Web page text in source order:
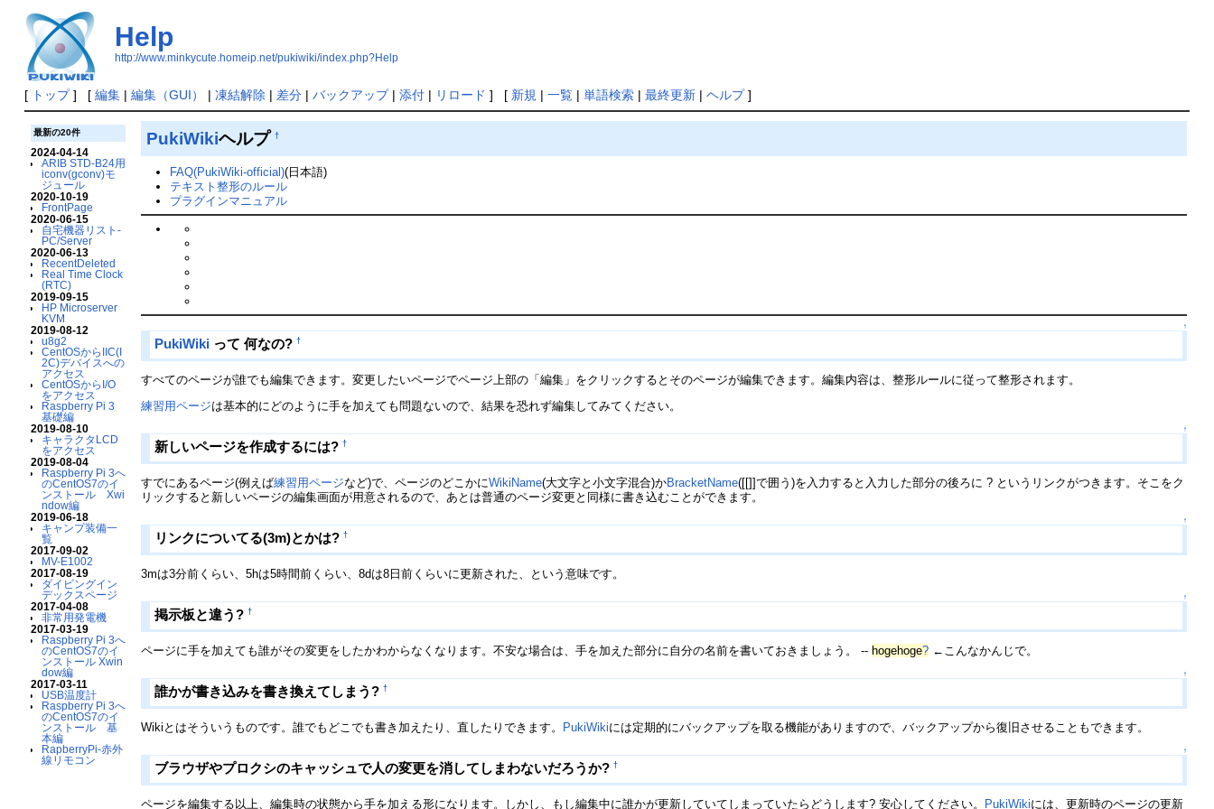
Help
http://www.minkycute.homeip.net/pukiwiki/index.php?Help
[ トップ] [ 編集| 編集（GUI） | 凍結解除 | 差分| バックアップ| 添付| リロード ] [ 新規 | 一覧| 単語検索| 最終更新| ヘルプ]
最新の20件
2024-04-14
ARIB STD-B24用
iconv(gconv)モ
ジュール
2020-10-19
FrontPage
2020-06-15
自宅機器リスト-
PC/Server
2020-06-13
RecentDeleted
Real Time Clock
(RTC)
2019-09-15
HP Microserver
KVM
2019-08-12
u8g2
CentOSからIIC(I
2C)デバイスへの
アクセス
CentOSからI/O
をアクセス
Raspberry Pi 3
基礎編
2019-08-10
キャラクタLCD
をアクセス
2019-08-04
Raspberry Pi 3へ
のCentOS7のイ
ンストール Xwi
ndow編
2019-06-18
キャンプ装備一
覧
2017-09-02
MV-E1002
2017-08-19
ダイビングイン
デックスページ
2017-04-08
非常用発電機
2017-03-19
Raspberry Pi 3へ
のCentOS7のイ
ンストール Xwin
dow編
2017-03-11
USB温度計
Raspberry Pi 3へ
のCentOS7のイ
ンストール 基
本編
RapberryPi-赤外
線リモコン
PukiWikiヘルプ†
FAQ(PukiWiki-official)(日本語)
テキスト整形のルール
プラグインマニュアル
↑
PukiWikiって 何なの? †
すべてのページが誰でも編集できます。変更したいページでページ上部の「編集」をクリックするとそのページが編集できます。編集内容は、整形ルールに従って整形されます。
練習用ページは基本的にどのように手を加えても問題ないので、結果を恐れず編集してみてください。
↑
新しいページを作成するには? †
すでにあるページ(例えば練習用ページなど)で、ページのどこかにWikiName(大文字と小文字混合)かBracketName([[]]で囲う)を入力すると入力した部分の後ろに ? というリンクがつきます。そこをク
リックすると新しいページの編集画面が用意されるので、あとは普通のページ変更と同様に書き込むことができます。
↑
リンクについてる(3m)とかは? †
3mは3分前くらい、5hは5時間前くらい、8dは8日前くらいに更新された、という意味です。
↑
掲示板と違う? †
ページに手を加えても誰がその変更をしたかわからなくなります。不安な場合は、手を加えた部分に自分の名前を書いておきましょう。 --hogehoge? ←こんなかんじで。
↑
誰かが書き込みを書き換えてしまう? †
Wikiとはそういうものです。誰でもどこでも書き加えたり、直したりできます。 PukiWikiには定期的にバックアップを取る機能がありますので、バックアップから復旧させることもできます。
↑
ブラウザやプロクシのキャッシュで人の変更を消してしまわないだろうか? †
ページを編集する以上、編集時の状態から手を加える形になります。しかし、もし編集中に誰かが更新していてしまっていたらどうします? 安心してください。 PukiWikiには、更新時のページの更新